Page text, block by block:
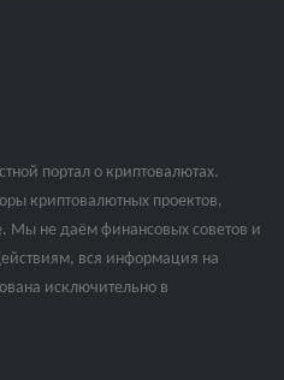
портал о криптовалютах.
криптовалютных проектов,
Мы не даём финансовых советов и
вся информация на
исключительно в